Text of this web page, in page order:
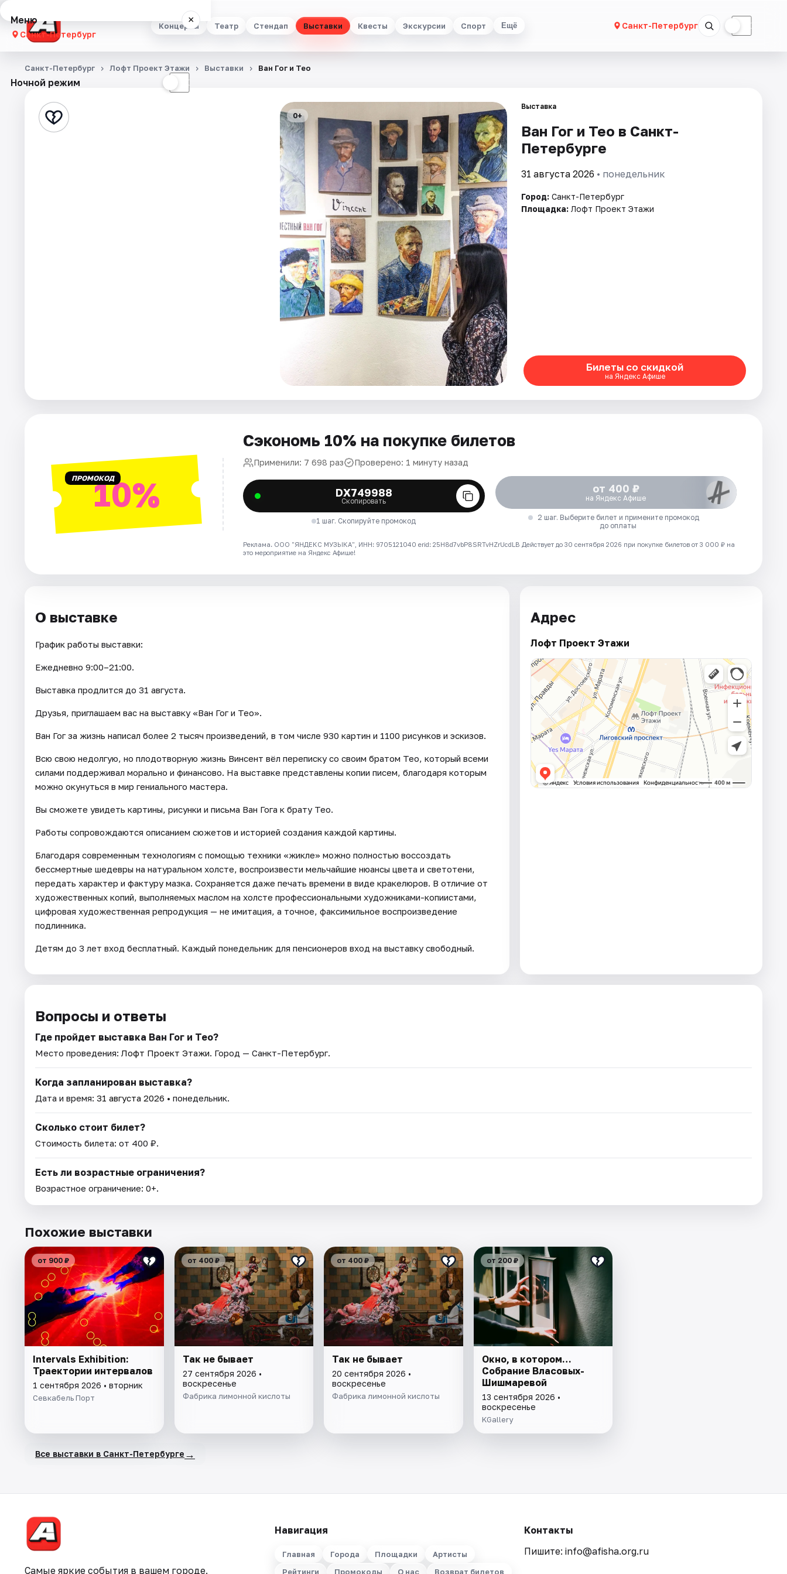
Концерты Театр Стендап Выставки Квесты Экскурсии Спорт Ещё Санкт-Петербург ☾
Меню ×
Санкт-Петербург
Концерты
Стендап
Ночной режим ☾
Санкт-Петербург Лофт Проект Этажи Выставки Ван Гог и Тео
0+
Выставка
Ван Гог и Тео в Санкт-
Петербурге
31 августа 2026 • понедельник
Город: Санкт-Петербург
Площадка: Лофт Проект Этажи
Билеты со скидкой
на Яндекс Афише
ПРОМОКОД10%
Сэкономь 10% на покупке билетов
Применили: 7 698 раз Проверено: 1 минуту назад
DX749988
Скопировать
1 шаг. Скопируйте промокод
от 400 ₽
на Яндекс Афише
2 шаг. Выберите билет и примените промокод
до оплаты
Реклама. ООО "ЯНДЕКС МУЗЫКА", ИНН: 9705121040 erid: 25H8d7vbP8SRTvHZrUcdLB Действует до 30 сентября 2026 при покупке билетов от 3 000 ₽ на
это мероприятие на Яндекс Афише!
О выставке
График работы выставки:
Ежедневно 9:00–21:00.
Выставка продлится до 31 августа.
Друзья, приглашаем вас на выставку «Ван Гог и Тео».
Ван Гог за жизнь написал более 2 тысяч произведений, в том числе 930 картин и 1100 рисунков и эскизов.
Всю свою недолгую, но плодотворную жизнь Винсент вёл переписку со своим братом Тео, который всеми
силами поддерживал морально и финансово. На выставке представлены копии писем, благодаря которым
можно окунуться в мир гениального мастера.
Вы сможете увидеть картины, рисунки и письма Ван Гога к брату Тео.
Работы сопровождаются описанием сюжетов и историей создания каждой картины.
Благодаря современным технологиям с помощью техники «жикле» можно полностью воссоздать
бессмертные шедевры на натуральном холсте, воспроизвести мельчайшие нюансы цвета и светотени,
передать характер и фактуру мазка. Сохраняется даже печать времени в виде кракелюров. В отличие от
художественных копий, выполняемых маслом на холсте профессиональными художниками-копиистами,
цифровая художественная репродукция — не имитация, а точное, факсимильное воспроизведение
подлинника.
Детям до 3 лет вход бесплатный. Каждый понедельник для пенсионеров вход на выставку свободный.
Адрес
Лофт Проект Этажи
Вопросы и ответы
Где пройдет выставка Ван Гог и Тео?
Место проведения: Лофт Проект Этажи. Город — Санкт-Петербург.
Когда запланирован выставка?
Дата и время: 31 августа 2026 • понедельник.
Сколько стоит билет?
Стоимость билета: от 400 ₽.
Есть ли возрастные ограничения?
Возрастное ограничение: 0+.
Похожие выставки
от 900 ₽
Intervals Exhibition:
Траектории интервалов
1 сентября 2026 • вторник
Севкабель Порт
от 400 ₽
Так не бывает
27 сентября 2026 •
воскресенье
Фабрика лимонной кислоты
от 400 ₽
Так не бывает
20 сентября 2026 •
воскресенье
Фабрика лимонной кислоты
от 200 ₽
Окно, в котором…
Собрание Власовых-
Шишмаревой
13 сентября 2026 •
воскресенье
KGallery
Все выставки в Санкт-Петербурге →
Самые яркие события в вашем городе.
Навигация
Главная Города Площадки
Артисты
Рейтинги
Промокоды О нас Возврат билетов
Контакты
Пишите: info@afisha.org.ru